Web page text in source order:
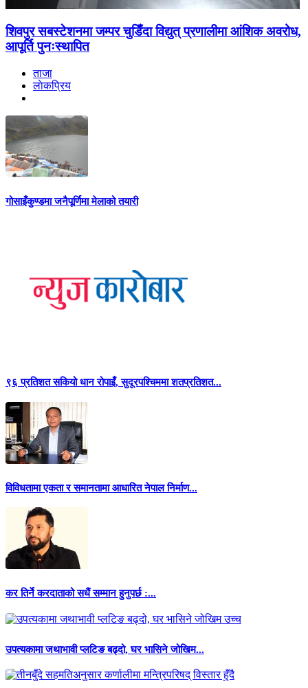
शिवपुर सबस्टेशनमा जम्पर चुडिँदा विद्युत् प्रणालीमा आंशिक अवरोध,
आपूर्ति पुनःस्थापित
ताजा
लाेकप्रिय
गोसाइँकुण्डमा जनैपूर्णिमा मेलाको तयारी
९६ प्रतिशत सकियो धान रोपाइँ, सुदूरपश्चिममा शतप्रतिशत...
विविधतामा एकता र समानतामा आधारित नेपाल निर्माण...
कर तिर्ने करदाताको सधैं सम्मान हुनुपर्छ :...
उपत्यकामा जथाभावी प्लटिङ बढ्दो, घर भासिने जोखिम...